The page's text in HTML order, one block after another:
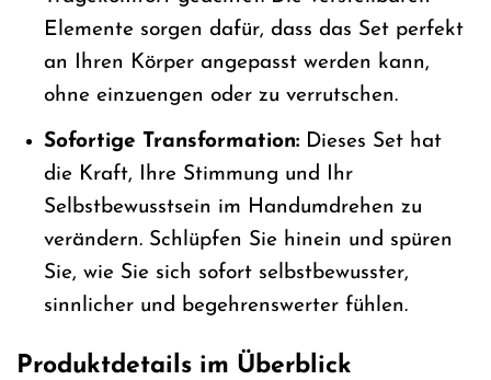
Elemente sorgen dafür, dass das Set perfekt
an Ihren Körper angepasst werden kann,
ohne einzuengen oder zu verrutschen.
Sofortige Transformation:Dieses Set hat
die Kraft, Ihre Stimmung und Ihr
Selbstbewusstsein im Handumdrehen zu
verändern. Schlüpfen Sie hinein und spüren
Sie, wie Sie sich sofort selbstbewusster,
sinnlicher und begehrenswerter fühlen.
Produktdetails im Überblick